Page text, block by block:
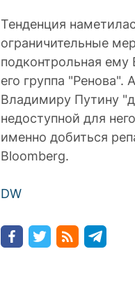
Тенденция
ограничительные
подконтрольная ему
его группа
Владимиру Путину
недоступной для
именно добиться
Bloomberg.
DW